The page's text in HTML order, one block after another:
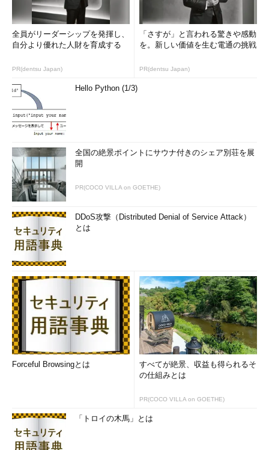
全員がリーダーシップを発揮し、
自分より優れた人財を育成する
PR(dentsu Japan)
「さすが」と言われる驚きや感動
を。新しい価値を生む電通の挑戦
PR(dentsu Japan)
Hello Python (1/3)
全国の絶景ポイントにサウナ付きのシェア別荘を展
開
PR(COCO VILLA on GOETHE)
DDoS攻撃（Distributed Denial of Service Attack）
とは
Forceful Browsingとは
すべてが絶景、収益も得られるそ
の仕組みとは
PR(COCO VILLA on GOETHE)
「トロイの木馬」とは